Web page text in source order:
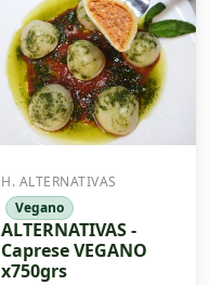
H. ALTERNATIVAS
Vegano
ALTERNATIVAS -
Caprese VEGANO
x750grs